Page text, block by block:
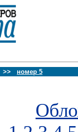
>> номер 5